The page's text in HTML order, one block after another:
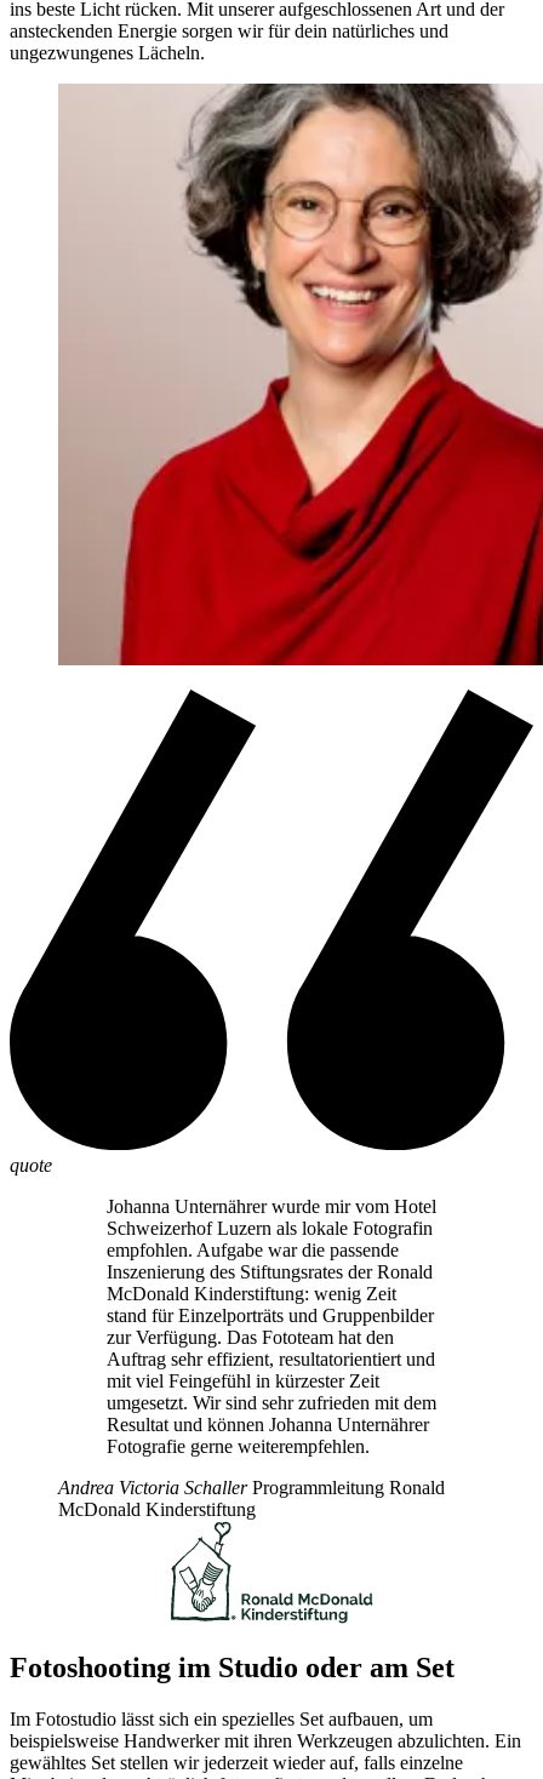
ins beste Licht rücken. Mit unserer aufgeschlossenen Art und der
ansteckenden Energie sorgen wir für dein natürliches und
ungezwungenes Lächeln.
quote
Johanna Unternährer wurde mir vom Hotel
Schweizerhof Luzern als lokale Fotografin
empfohlen. Aufgabe war die passende
Inszenierung des Stiftungsrates der Ronald
McDonald Kinderstiftung: wenig Zeit
stand für Einzelporträts und Gruppenbilder
zur Verfügung. Das Fototeam hat den
Auftrag sehr effizient, resultatorientiert und
mit viel Feingefühl in kürzester Zeit
umgesetzt. Wir sind sehr zufrieden mit dem
Resultat und können Johanna Unternährer
Fotografie gerne weiterempfehlen.
Andrea Victoria Schaller Programmleitung Ronald
McDonald Kinderstiftung
Fotoshooting im Studio oder am Set
Im Fotostudio lässt sich ein spezielles Set aufbauen, um
beispielsweise Handwerker mit ihren Werkzeugen abzulichten. Ein
gewähltes Set stellen wir jederzeit wieder auf, falls einzelne